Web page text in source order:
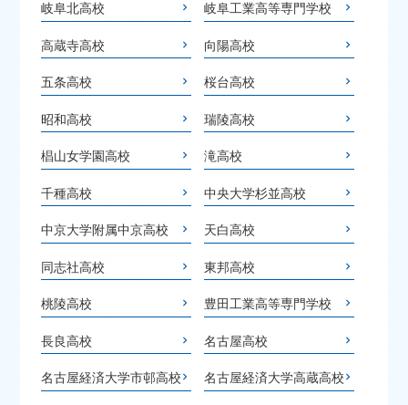
岐阜北高校 岐阜工業高等専門学校
高蔵寺高校 向陽高校
五条高校 桜台高校
昭和高校 瑞陵高校
椙山女学園高校 滝高校
千種高校 中央大学杉並高校
中京大学附属中京高校 天白高校
同志社高校 東邦高校
桃陵高校 豊田工業高等専門学校
長良高校 名古屋高校
名古屋経済大学市邨高校 名古屋経済大学高蔵高校